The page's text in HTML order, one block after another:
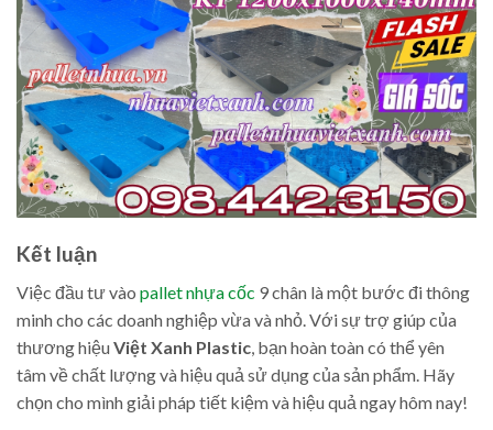
Kết luận
Việc đầu tư vào pallet nhựa cốc 9 chân là một bước đi thông
minh cho các doanh nghiệp vừa và nhỏ. Với sự trợ giúp của
thương hiệuViệt Xanh Plastic , bạn hoàn toàn có thể yên
tâm về chất lượng và hiệu quả sử dụng của sản phẩm. Hãy
chọn cho mình giải pháp tiết kiệm và hiệu quả ngay hôm nay!